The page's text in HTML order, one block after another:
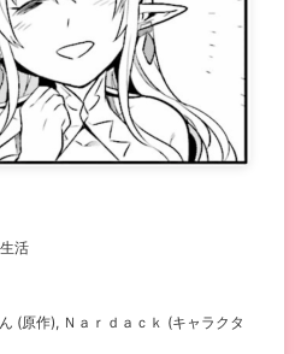
活
(原作), Ｎａｒｄａｃｋ (キャラクタ